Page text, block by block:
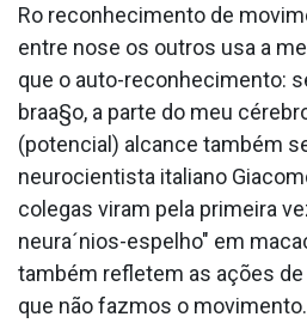
Ro reconhecimento de
entre nose os outros usa a
que o auto-reconhecimento:
braa§o, a parte do meu
(potencial) alcance também
neurocientista italiano
colegas viram pela primeira
neura´nios-espelho" em
também refletem as ações
que não fazmos o